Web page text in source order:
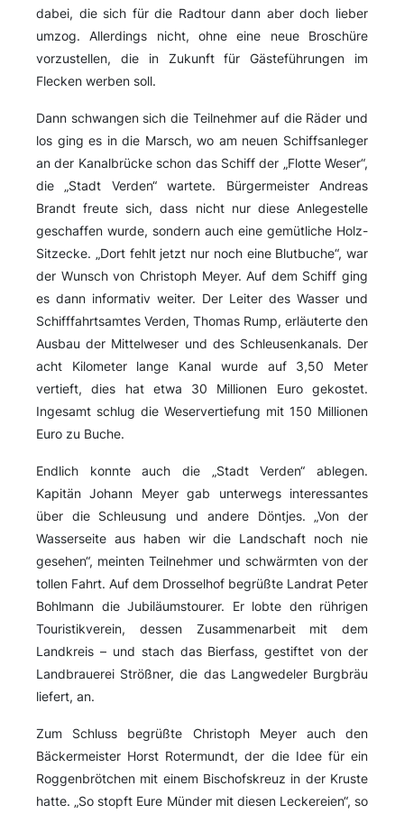
dabei, die sich für die Radtour dann aber doch lieber
umzog. Allerdings nicht, ohne eine neue Broschüre
vorzustellen, die in Zukunft für Gästeführungen im
Flecken werben soll.
Dann schwangen sich die Teilnehmer auf die Räder und
los ging es in die Marsch, wo am neuen Schiffsanleger
an der Kanalbrücke schon das Schiff der „Flotte Weser“,
die „Stadt Verden“ wartete. Bürgermeister Andreas
Brandt freute sich, dass nicht nur diese Anlegestelle
geschaffen wurde, sondern auch eine gemütliche Holz-
Sitzecke. „Dort fehlt jetzt nur noch eine Blutbuche“, war
der Wunsch von Christoph Meyer. Auf dem Schiff ging
es dann informativ weiter. Der Leiter des Wasser und
Schifffahrtsamtes Verden, Thomas Rump, erläuterte den
Ausbau der Mittelweser und des Schleusenkanals. Der
acht Kilometer lange Kanal wurde auf 3,50 Meter
vertieft, dies hat etwa 30 Millionen Euro gekostet.
Ingesamt schlug die Weservertiefung mit 150 Millionen
Euro zu Buche.
Endlich konnte auch die „Stadt Verden“ ablegen.
Kapitän Johann Meyer gab unterwegs interessantes
über die Schleusung und andere Döntjes. „Von der
Wasserseite aus haben wir die Landschaft noch nie
gesehen“, meinten Teilnehmer und schwärmten von der
tollen Fahrt. Auf dem Drosselhof begrüßte Landrat Peter
Bohlmann die Jubiläumstourer. Er lobte den rührigen
Touristikverein, dessen Zusammenarbeit mit dem
Landkreis – und stach das Bierfass, gestiftet von der
Landbrauerei Strößner, die das Langwedeler Burgbräu
liefert, an.
Zum Schluss begrüßte Christoph Meyer auch den
Bäckermeister Horst Rotermundt, der die Idee für ein
Roggenbrötchen mit einem Bischofskreuz in der Kruste
hatte. „So stopft Eure Münder mit diesen Leckereien“, so